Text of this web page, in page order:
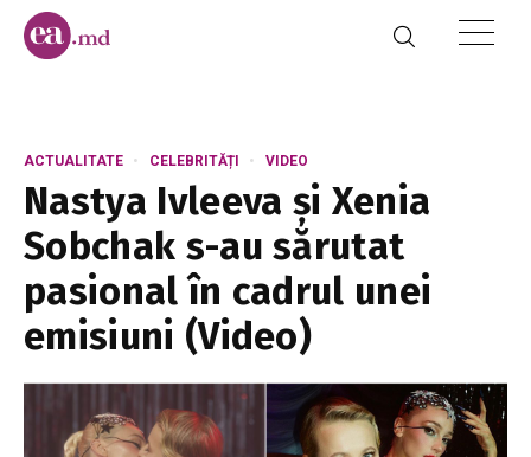
ACTUALITATE CELEBRITĂȚI VIDEO
Nastya Ivleeva și Xenia
Sobchak s-au sărutat
pasional în cadrul unei
emisiuni (Video)